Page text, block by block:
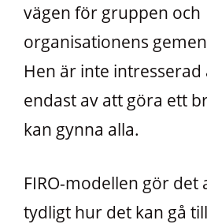
vägen för gruppen och
organisationens
Hen är inte intresserad
endast av att göra ett
kan gynna alla.
FIRO-modellen gör det
tydligt hur det kan gå